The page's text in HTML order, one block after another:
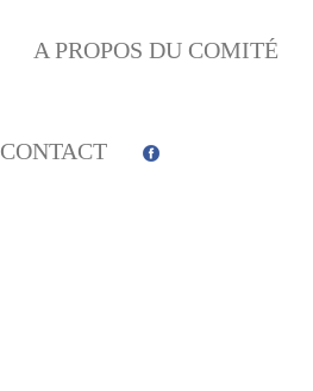
A PROPOS DU COMITÉ
CONTACT